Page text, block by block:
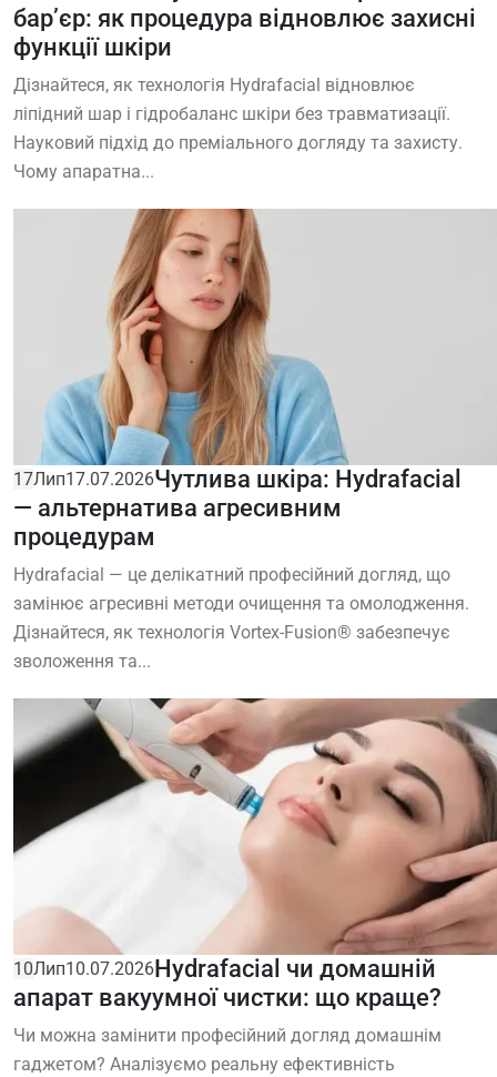
бар’єр: як процедура відновлює захисні
функції шкіри
Дізнайтеся, як технологія Hydrafacial відновлює
ліпідний шар і гідробаланс шкіри без травматизації.
Науковий підхід до преміального догляду та захисту.
Чому апаратна...
17Лип17.07.2026Чутлива шкіра: Hydrafacial
— альтернатива агресивним
процедурам
Hydrafacial — це делікатний професійний догляд, що
замінює агресивні методи очищення та омолодження.
Дізнайтеся, як технологія Vortex-Fusion® забезпечує
зволоження та...
10Лип10.07.2026Hydrafacial чи домашній
апарат вакуумної чистки: що краще?
Чи можна замінити професійний догляд домашнім
гаджетом? Аналізуємо реальну ефективність